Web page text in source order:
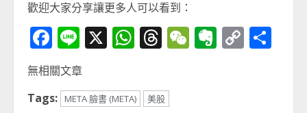
歡迎大家分享讓更多人可以看到：
Facebook
Line
X WhatsApp
Threads
WeChat
Evernote
Copy
無相關文章
Tags:
META 臉書 (META) 美股